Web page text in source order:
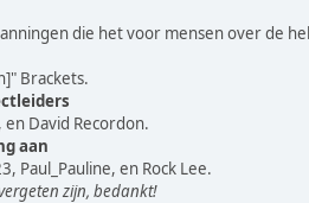
die het voor mensen over de
Brackets.
en David Recordon.
aan
Paul_Pauline, en Rock Lee.
zijn, bedankt!